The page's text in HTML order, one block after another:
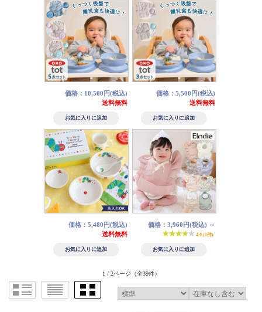
価格：10,500円(税込)
送料無料
価格：5,500円(税込)
送料無料
価格：5,480円(税込)
送料無料
価格：3,960円(税込) ～
4.0 (1件)
1 / 2ページ （全39件）